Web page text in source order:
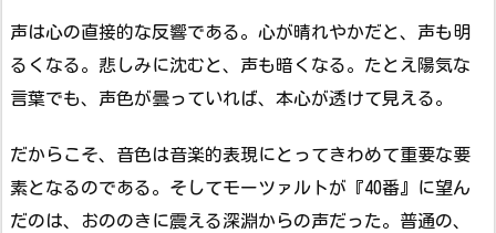
声は心の直接的な反響である。心が晴れやかだと、声も明
るくなる。悲しみに沈むと、声も暗くなる。たとえ陽気な
言葉でも、声色が曇っていれば、本心が透けて見える。
だからこそ、音色は音楽的表現にとってきわめて重要な要
素となるのである。そしてモーツァルトが『40番』に望ん
だのは、おののきに震える深淵からの声だった。普通の、